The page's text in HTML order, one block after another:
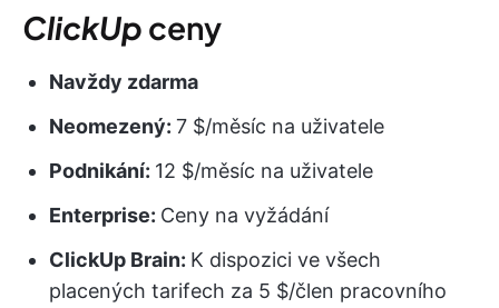
ClickUp ceny
Navždy zdarma
Neomezený: 7 $/měsíc na uživatele
Podnikání: 12 $/měsíc na uživatele
Enterprise: Ceny na vyžádání
ClickUp Brain: K dispozici ve všech
placených tarifech za 5 $/člen pracovního